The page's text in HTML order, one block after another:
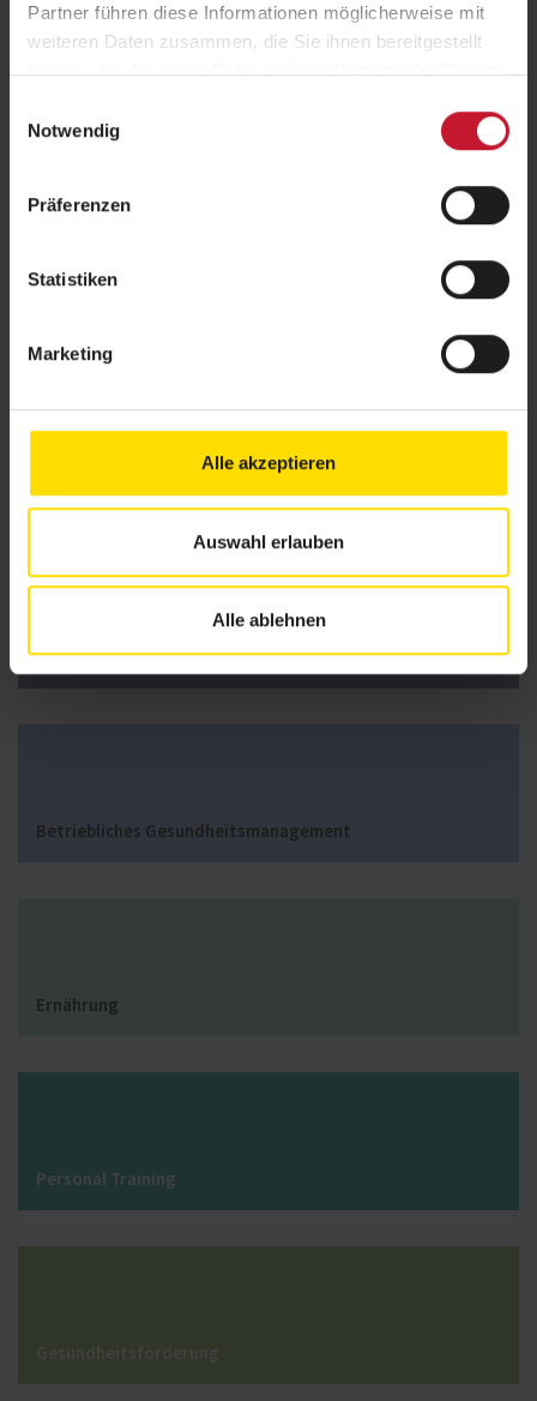
Partner führen diese Informationen möglicherweise mit
weiteren Daten zusammen, die Sie ihnen bereitgestellt
haben oder die sie im Rahmen Ihrer Nutzung der Dienste
Notwendig
Präferenzen
Statistiken
Marketing
Alle akzeptieren
Auswahl erlauben
Alle ablehnen
Fitness/ Individualtraining
Prüfungsvorbereitung Sport- und Fitnesskaufmann/-frau
Betriebliches Gesundheitsmanagement
Ernährung
Personal Training
Gesundheitsförderung